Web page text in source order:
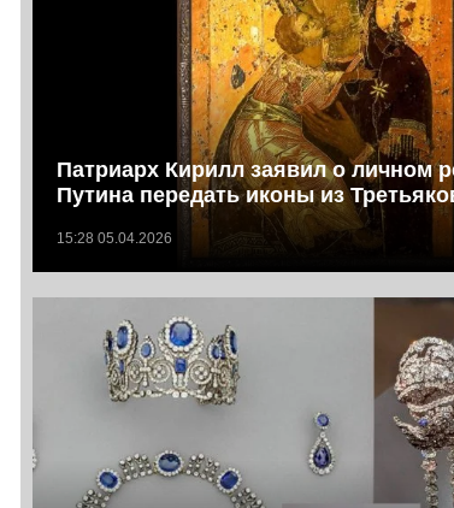
Патриарх Кирилл заявил о личном
Путина передать иконы из
15:28 05.04.2026